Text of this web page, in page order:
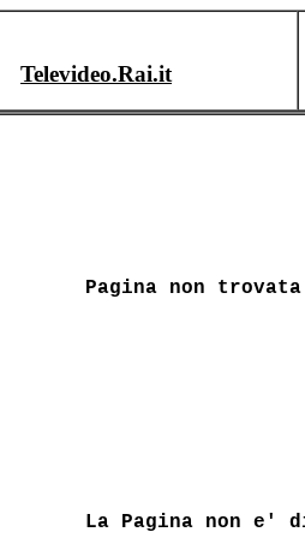
Televideo.Rai.it
Pagina non trovata
La Pagina non e'